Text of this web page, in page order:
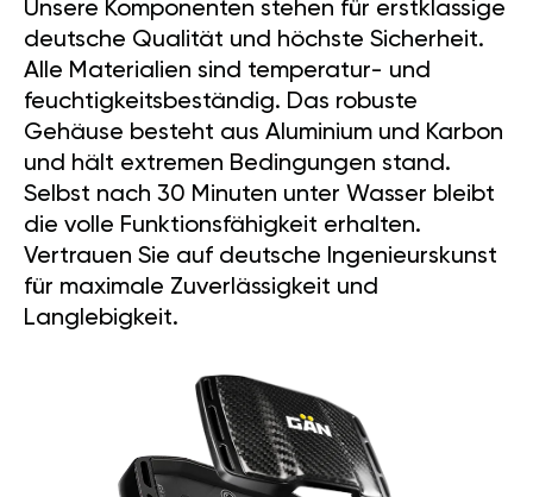
Unsere Komponenten stehen für erstklassige
deutsche Qualität und höchste Sicherheit.
Alle Materialien sind temperatur- und
feuchtigkeitsbeständig. Das robuste
Gehäuse besteht aus Aluminium und Karbon
und hält extremen Bedingungen stand.
Selbst nach 30 Minuten unter Wasser bleibt
die volle Funktionsfähigkeit erhalten.
Vertrauen Sie auf deutsche Ingenieurskunst
für maximale Zuverlässigkeit und
Langlebigkeit.